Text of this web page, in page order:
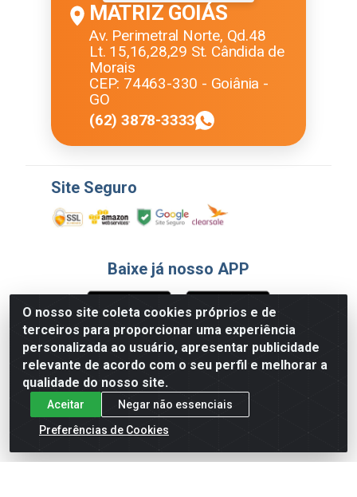
O nosso site coleta cookies próprios e de
terceiros para proporcionar uma experiência
personalizada ao usuário, apresentar publicidade
relevante de acordo com o seu perfil e melhorar a
qualidade do nosso site.
Aceitar
Negar não essenciais
Preferências de Cookies
MATRIZ GOIÁS
Av. Perimetral Norte, Qd.48
Lt. 15,16,28,29 St. Cândida de
Morais
CEP: 74463-330 - Goiânia -
GO
(62) 3878-3333
Site Seguro
Baixe já nosso APP
Formas de Pagamento